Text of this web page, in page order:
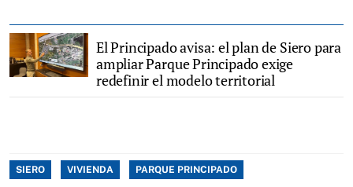
El Principado avisa: el plan de Siero para
ampliar Parque Principado exige
redefinir el modelo territorial
SIERO VIVIENDA PARQUE PRINCIPADO